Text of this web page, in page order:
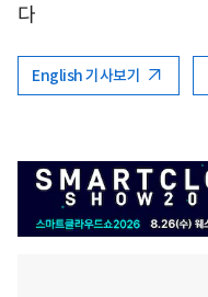
다
English 기사보기